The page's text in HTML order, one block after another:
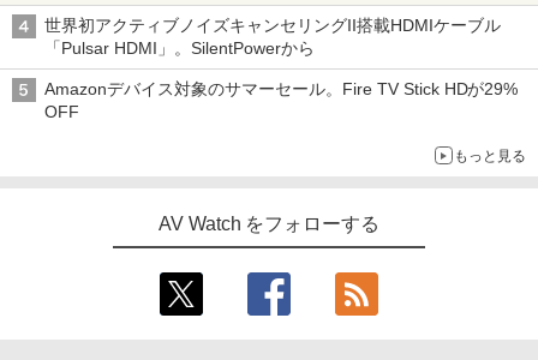
世界初アクティブノイズキャンセリングII搭載HDMIケーブル
「Pulsar HDMI」。SilentPowerから
Amazonデバイス対象のサマーセール。Fire TV Stick HDが29%
OFF
もっと見る
AV Watch をフォローする